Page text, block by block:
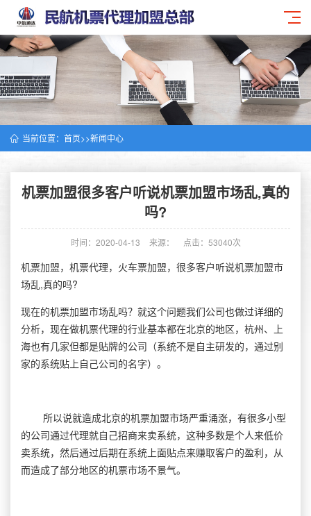
当前位置： 首页>>新闻中心
机票加盟很多客户听说机票加盟市场乱,真的
吗?
时间：2020-04-13 来源： 点击：53040次
机票加盟，机票代理，火车票加盟，很多客户听说机票加盟市
场乱,真的吗?
现在的机票加盟市场乱吗？就这个问题我们公司也做过详细的
分析，现在做机票代理的行业基本都在北京的地区，杭州、上
海也有几家但都是贴牌的公司（系统不是自主研发的，通过别
家的系统贴上自己公司的名字）。
所以说就造成北京的机票加盟市场严重涌涨，有很多小型
的公司通过代理就自己招商来卖系统，这种多数是个人来低价
卖系统，然后通过后期在系统上面贴点来赚取客户的盈利，从
而造成了部分地区的机票市场不景气。